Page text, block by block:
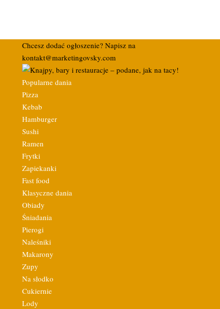
Chcesz dodać ogłoszenie? Napisz na
kontakt@marketingovsky.com
Popularne dania
Pizza
Kebab
Hamburger
Sushi
Ramen
Frytki
Zapiekanki
Fast food
Klasyczne dania
Obiady
Śniadania
Pierogi
Naleśniki
Makarony
Zupy
Na słodko
Cukiernie
Lody